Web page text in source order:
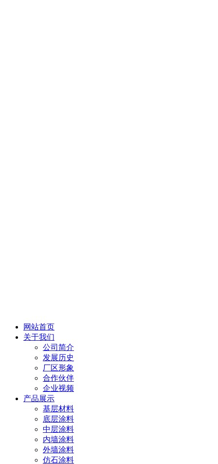
网站首页
关于我们
公司简介
发展历史
厂区形象
合作伙伴
企业视频
产品展示
基层材料
底层涂料
中层涂料
内墙涂料
外墙涂料
仿石涂料